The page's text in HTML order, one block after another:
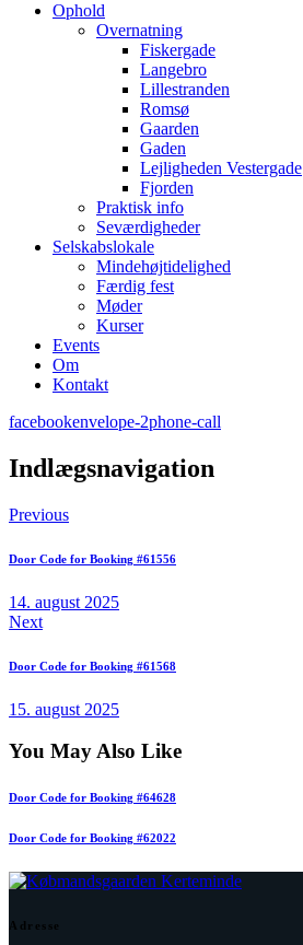
Ophold
Overnatning
Fiskergade
Langebro
Lillestranden
Romsø
Gaarden
Gaden
Lejligheden Vestergade
Fjorden
Praktisk info
Seværdigheder
Selskabslokale
Mindehøjtidelighed
Færdig fest
Møder
Kurser
Events
Om
Kontakt
facebookenvelope-2phone-call
Indlægsnavigation
Previous
Door Code for Booking #61556
14. august 2025
Next
Door Code for Booking #61568
15. august 2025
You May Also Like
Door Code for Booking #64628
Door Code for Booking #62022
Adresse